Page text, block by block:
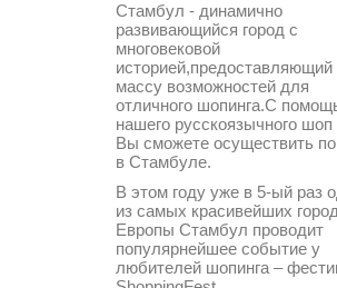
Стамбул - динамично
развивающийся город с
многовековой
массу возможностей для
отличного шопинга.С
нашего русскоязычного шоп
Вы сможете осуществить
в Стамбуле.
В этом году уже в 5-ый раз
из самых красивейших
Европы Стамбул проводит
популярнейшее событие у
любителей шопинга –